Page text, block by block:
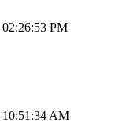
02:26:53 PM
10:51:34 AM